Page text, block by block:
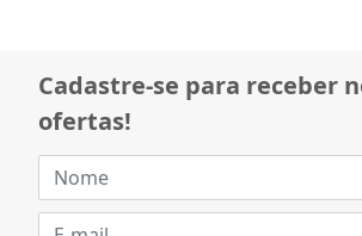
Cadastre-se para receber
ofertas!